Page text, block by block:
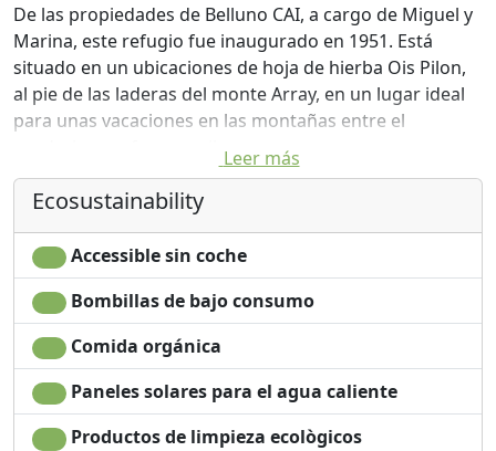
De las propiedades de Belluno CAI, a cargo de Miguel y
Marina, este refugio fue inaugurado en 1951. Está
situado en un ubicaciones de hoja de hierba Ois Pilon,
al pie de las laderas del monte Array, en un lugar ideal
para unas vacaciones en las montañas entre el
senderismo y ferrocarriles.
Para llegar a la pista se puede seguir un largo rastro de
9-10 horas y un desnivel de 1600 metros.
Descuentos para los miembros C.A.I.
Leer más
Ecosustainability
Accessible sin coche
Bombillas de bajo consumo
Comida orgánica
Paneles solares para el agua caliente
Productos de limpieza ecològicos